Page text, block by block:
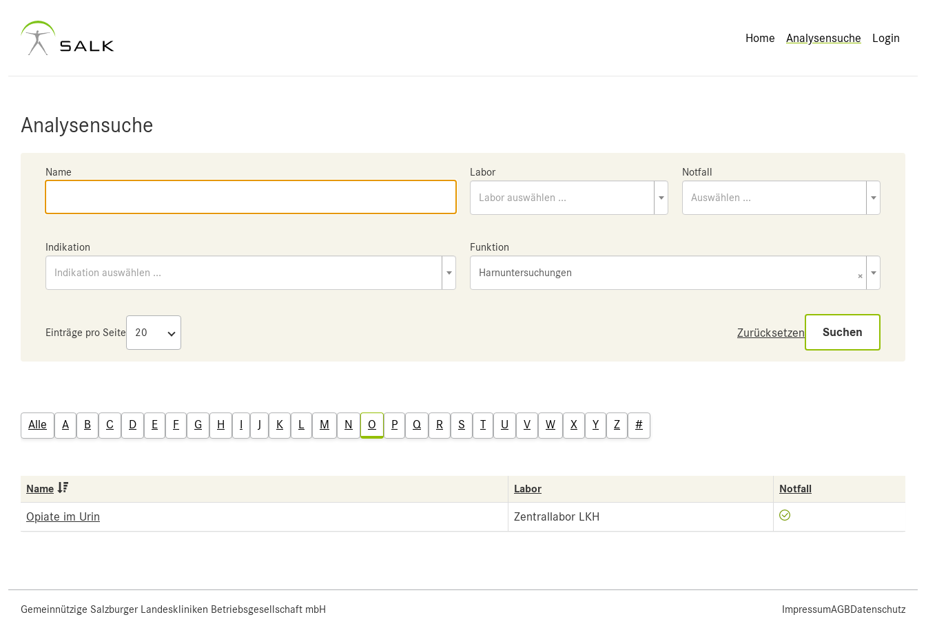
Home Analysensuche Login
Analysensuche
Name Labor
Labor auswählen ...
Notfall
Auswählen ...
Indikation
Indikation auswählen ...
Funktion
×
Harnuntersuchungen
Einträge pro Seite Zurücksetzen Suchen
Alle A B C D E F G H I J K L M N O P Q R S T U V W X Y Z #
Name Labor Notfall
Opiate im Urin Zentrallabor LKH
Gemeinnützige Salzburger Landeskliniken Betriebsgesellschaft mbH ImpressumAGBDatenschutz